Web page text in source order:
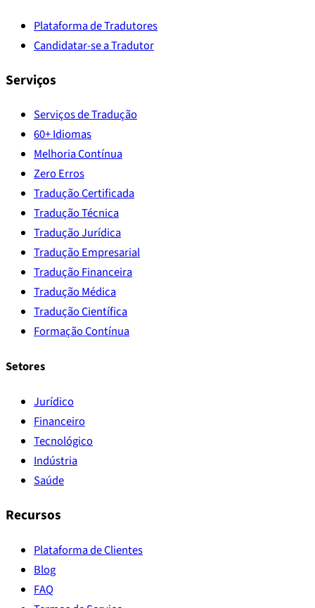
Plataforma de Tradutores
Candidatar-se a Tradutor
Serviços
Serviços de Tradução
60+ Idiomas
Melhoria Contínua
Zero Erros
Tradução Certificada
Tradução Técnica
Tradução Jurídica
Tradução Empresarial
Tradução Financeira
Tradução Médica
Tradução Científica
Formação Contínua
Setores
Jurídico
Financeiro
Tecnológico
Indústria
Saúde
Recursos
Plataforma de Clientes
Blog
FAQ